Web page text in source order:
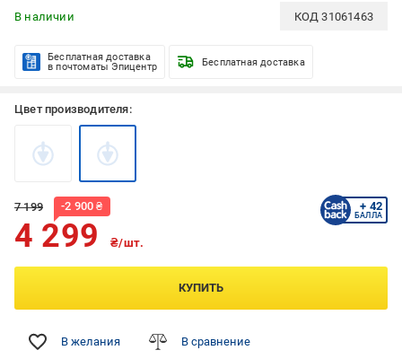
В наличии КОД31061463
Бесплатная доставка
в почтоматы Эпицентр
Бесплатная доставка
Цвет производителя:
7 199 -2 900 ₴
4 299 ₴/шт.
+ 42
БАЛЛА
КУПИТЬ
В желания В сравнение